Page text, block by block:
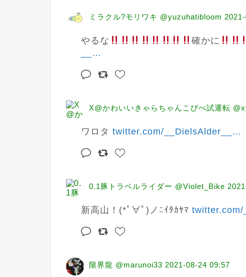
ミラクル?モリワキ @yuzuhatibloom
やるな 確かに
…
X@かわいいきゃらちゃんこぴぺ試運転
ワロタ twitter.com/__DielsAlder__ …
0.1豚トラベルライダー @Violet_Bike
新高山！(*ﾟ∀ﾟ)ノﾆｲﾀｶﾔﾏ twitter.com/
限界龍 @marunoi33 2021-08-24 09:57